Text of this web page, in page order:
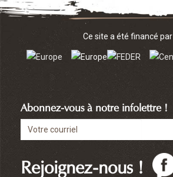
Rejoignez-nous !
Abonnez-vous à notre infolettre !
Ce site a été financé par